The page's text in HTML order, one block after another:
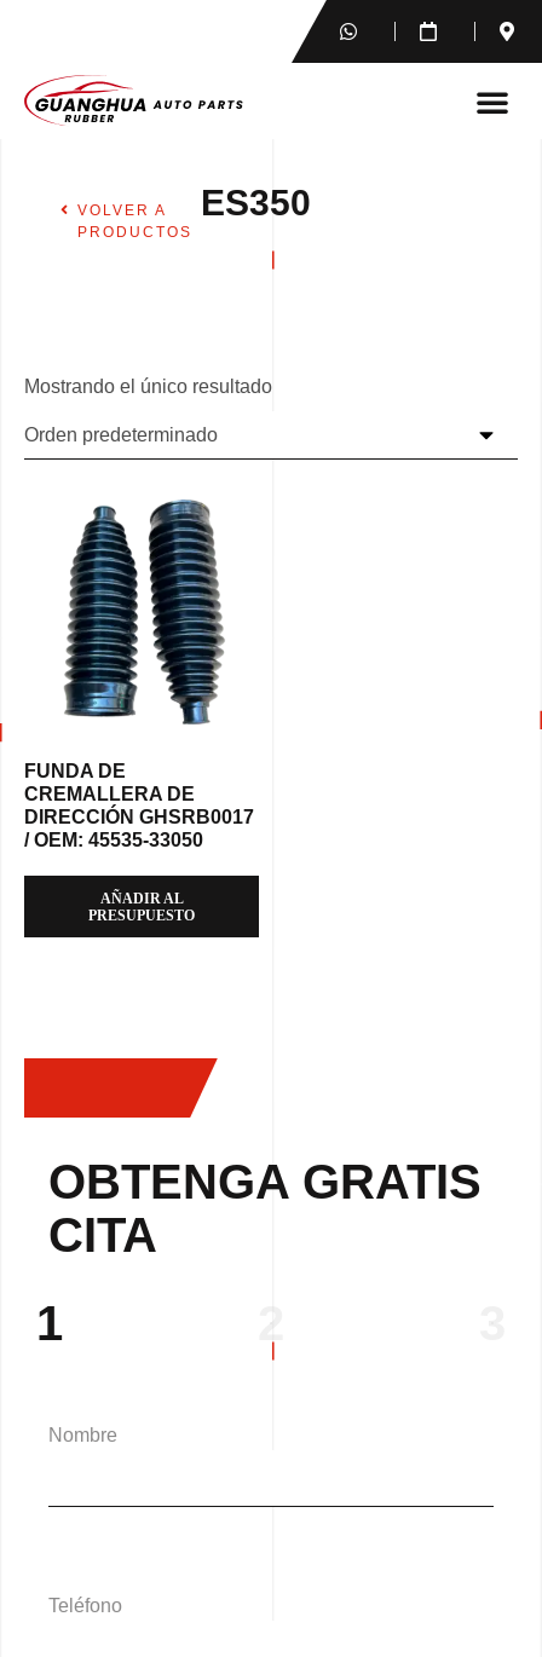
VOLVER A
PRODUCTOS
ES350
Mostrando el único resultado
FUNDA DE
CREMALLERA DE
DIRECCIÓN GHSRB0017
/ OEM: 45535-33050
AÑADIR AL
PRESUPUESTO
OBTENGA GRATIS
CITA
1
2 3
Nombre
Teléfono